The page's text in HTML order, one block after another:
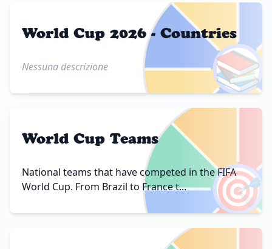
📚
World Cup 2026 - Countries
Nessuna descrizione
🎯
World Cup Teams
National teams that have competed in the FIFA
World Cup. From Brazil to France t...